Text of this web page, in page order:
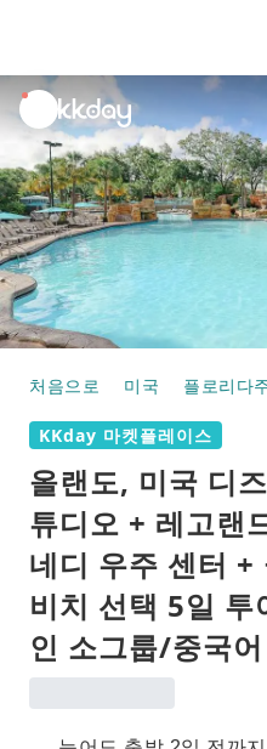
unread
notifications
처음으로 미국 플로리다
KKday 마켓플레이스
올랜도, 미국 디
튜디오 + 레고랜
네디 우주 센터 +
비치 선택 5일
인 소그룹/중국